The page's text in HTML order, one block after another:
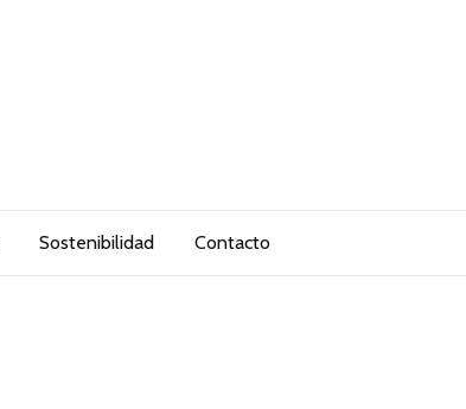
Sostenibilidad Contacto